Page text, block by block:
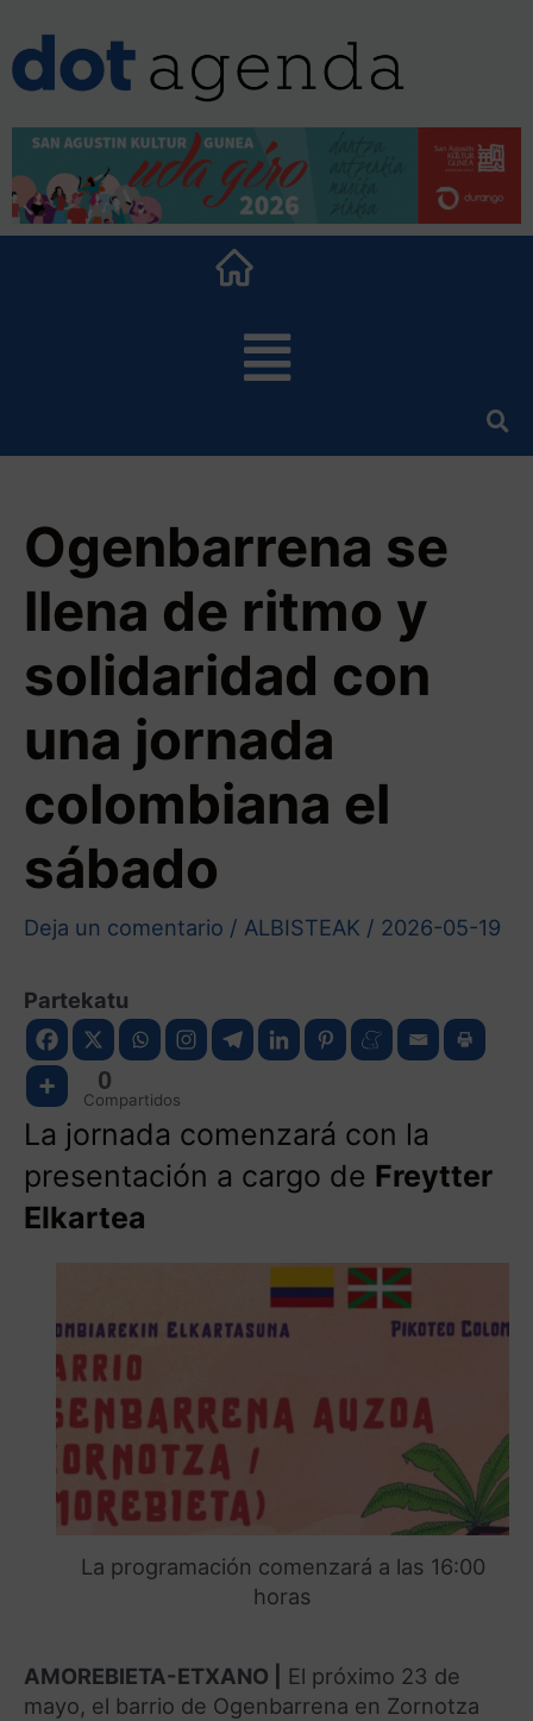
Ogenbarrena se
llena de ritmo y
solidaridad con
una jornada
colombiana el
sábado
Deja un comentario / ALBISTEAK / 2026-05-19
Partekatu
0
Compartidos
La jornada comenzará con la
presentación a cargo de Freytter
Elkartea
La programación comenzará a las 16:00
horas
AMOREBIETA-ETXANO |
El próximo 23 de
mayo, el barrio de Ogenbarrena en Zornotza